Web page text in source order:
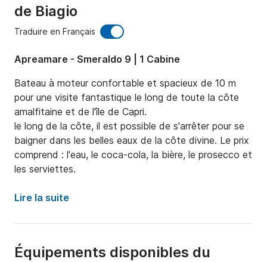
de Biagio
Traduire en Français
Apreamare - Smeraldo 9 | 1 Cabine
Bateau à moteur confortable et spacieux de 10 m
pour une visite fantastique le long de toute la côte
amalfitaine et de l'île de Capri.
le long de la côte, il est possible de s'arrêter pour se
baigner dans les belles eaux de la côte divine. Le prix
comprend : l'eau, le coca-cola, la bière, le prosecco et
les serviettes.
Lire la suite
Équipements disponibles du